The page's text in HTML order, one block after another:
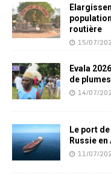
routière
15/07/
Evala
de
14/07/
Le port
Russie
11/07/